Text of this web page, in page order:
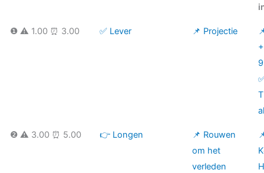
❶ ⚠️ 1.00 ⏰ 3.00 ✅ Lever 📌 Projectie
❷ ⚠️ 3.00 ⏰ 5.00 👉 Longen
📌 Rouwen
om het
verleden